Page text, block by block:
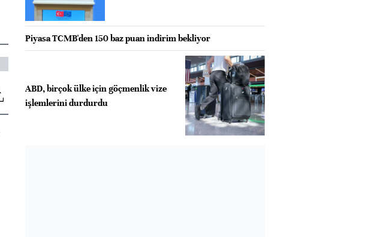
Piyasa TCMB'den 150 baz puan indirim bekliyor
ABD, birçok ülke için göçmenlik vize
işlemlerini durdurdu